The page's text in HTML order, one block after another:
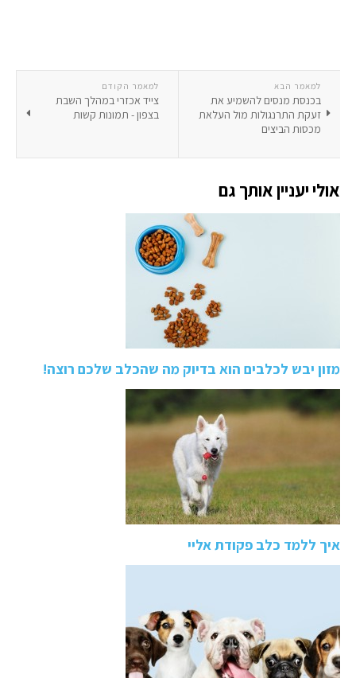
למאמר הקודם
צייד אכזרי במהלך השבת
בצפון - תמונות קשות
למאמר הבא
בכנסת מנסים להשמיע את
זעקת התרנגולות מול העלאת
מכסות הביצים
אולי יעניין אותך גם
מזון יבש לכלבים הוא בדיוק מה שהכלב שלכם רוצה!
איך ללמד כלב פקודת אליי